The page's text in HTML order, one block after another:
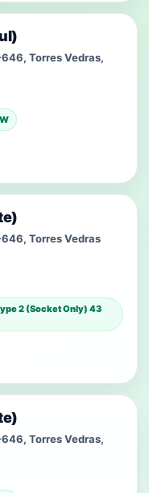
Torres Vedras,
Torres Vedras
2 (Socket Only) 43
Torres Vedras,